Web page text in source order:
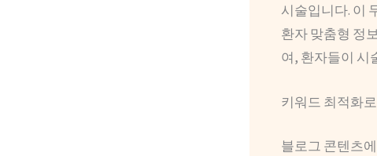
시술입니다. 이
환자 맞춤형 정
여, 환자들이 시
키워드 최적화
블로그 콘텐츠